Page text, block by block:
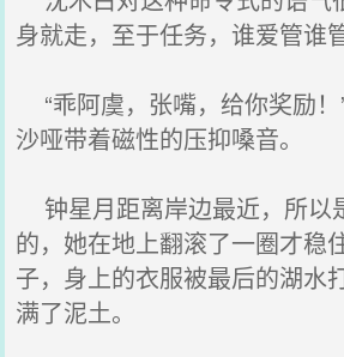
身就走，至于任务，谁爱管谁
“乖阿虞，张嘴，给你奖励
沙哑带着磁性的压抑嗓音。
钟星月距离岸边最近，所以
的，她在地上翻滚了一圈才稳
子，身上的衣服被最后的湖水
满了泥土。